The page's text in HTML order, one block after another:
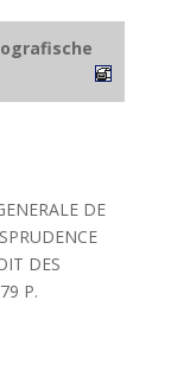
DE
DES
P.